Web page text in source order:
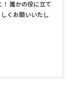
誰かの役に立て
くお願いいたし